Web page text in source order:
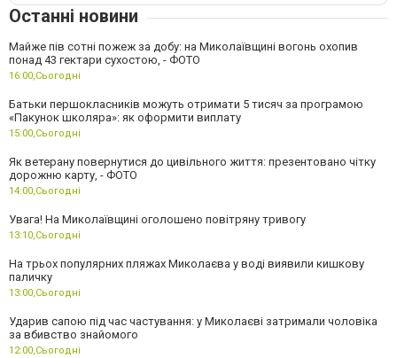
Останні новини
Майже пів сотні пожеж за добу: на Миколаївщині вогонь охопив
понад 43 гектари сухостою, - ФОТО
16:00,Сьогодні
Батьки першокласників можуть отримати 5 тисяч за програмою
«Пакунок школяра»: як оформити виплату
15:00,Сьогодні
Як ветерану повернутися до цивільного життя: презентовано чітку
дорожню карту, - ФОТО
14:00,Сьогодні
Увага! На Миколаївщині оголошено повітряну тривогу
13:10,Сьогодні
На трьох популярних пляжах Миколаєва у воді виявили кишкову
паличку
13:00,Сьогодні
Ударив сапою під час частування: у Миколаєві затримали чоловіка
за вбивство знайомого
12:00,Сьогодні